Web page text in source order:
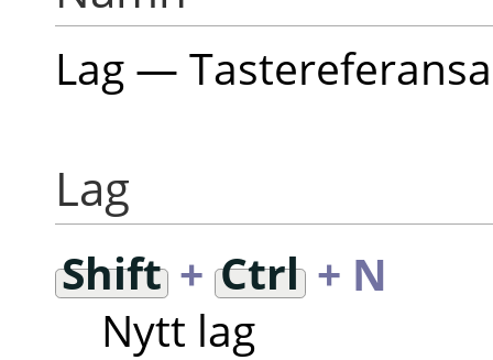
Lag —
Lag
Shift+ Ctrl + N
Nytt lag